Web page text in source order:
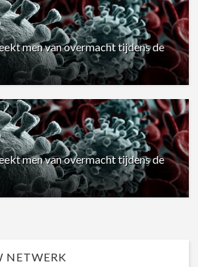
men van overmacht tijdens de
men van overmacht tijdens de
NETWERK